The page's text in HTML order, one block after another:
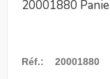
20001880
Réf.: 20001880